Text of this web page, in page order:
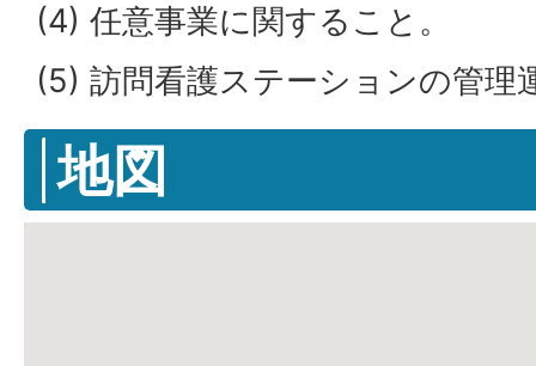
(4) 任意事業に関すること。
(5) 訪問看護ステーションの管理
地図